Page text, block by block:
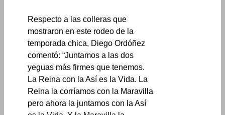
Respecto a las colleras que
mostraron en este rodeo de la
temporada chica, Diego Ordóñez
comentó: “Juntamos a las dos
yeguas más firmes que tenemos.
La Reina con la Así es la Vida. La
Reina la corríamos con la Maravilla
pero ahora la juntamos con la Así